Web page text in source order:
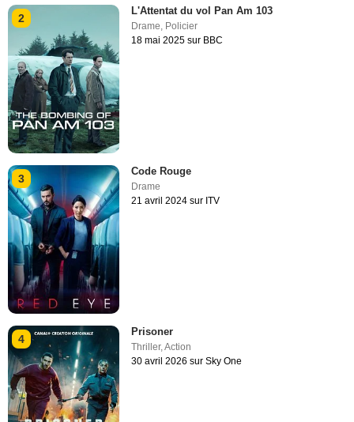
2
L'Attentat du vol Pan Am 103
Drame Policier
18 mai 2025 sur BBC
3
Code Rouge
Drame
21 avril 2024 sur ITV
4
Prisoner
Thriller,Action
30 avril 2026 sur Sky One